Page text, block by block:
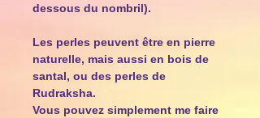
dessous du nombril).
Les perles peuvent être en pierre
naturelle, mais aussi en bois de
santal, ou des perles de
Rudraksha.
Vous pouvez simplement me faire